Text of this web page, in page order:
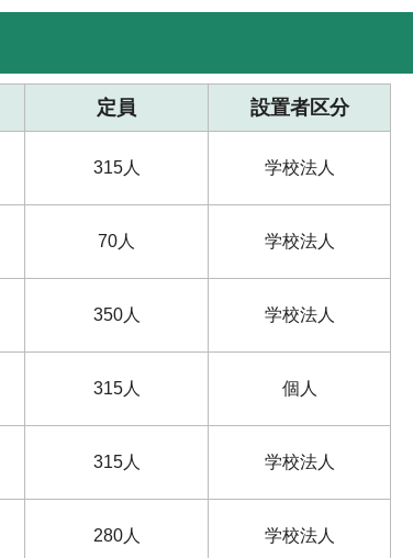
定員 設置者区分
315人 学校法人
70人 学校法人
350人 学校法人
315人 個人
315人 学校法人
280人 学校法人